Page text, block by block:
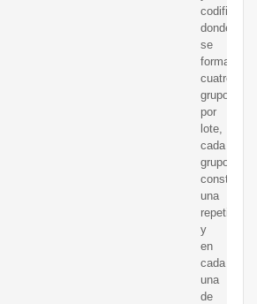
codificado,
donde
se
formaron
cuatro
grupos
por
lote,
cada
grupo
constituyó
una
repetición
y
en
cada
una
de